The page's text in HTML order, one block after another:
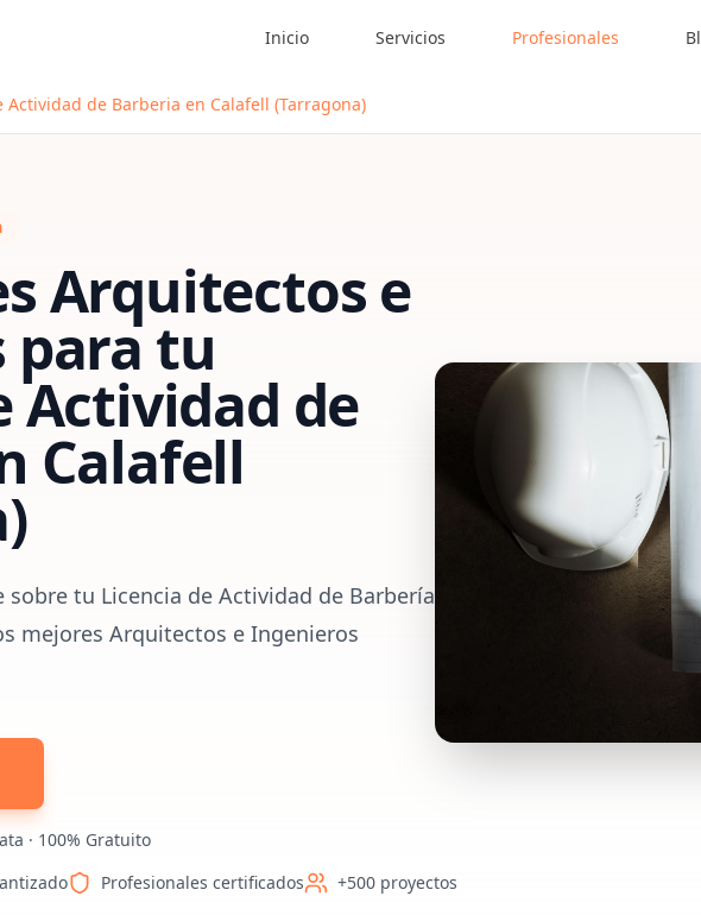
Inicio Servicios Profesionales
Actividad de Barberia en Calafell (Tarragona)
Arquitectos e
para tu
Actividad de
Calafell
tu Licencia de Actividad de Barbería
mejores Arquitectos e Ingenieros
· 100% Gratuito
Profesionales certificados +500 proyectos